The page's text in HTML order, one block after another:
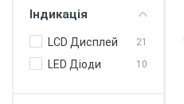
Індикація
LCD Дисплей 21
LED Діоди 10